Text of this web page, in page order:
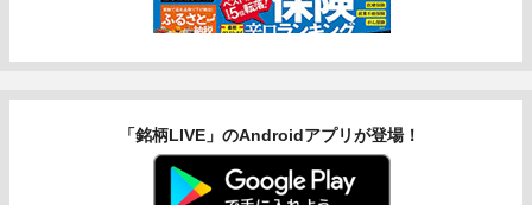
「銘柄LIVE」のAndroidアプリが登場！